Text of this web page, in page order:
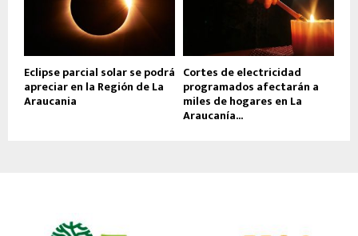
Eclipse parcial solar se podrá
apreciar en la Región de La
Araucania
Cortes de electricidad
programados afectarán a
miles de hogares en La
Araucanía...